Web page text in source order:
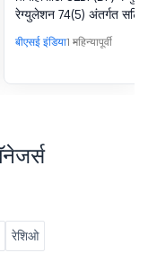
रेग्युलेशन 74(5) अंतर्गत
बीएसई इंडिया1 महिन्यापूर्वी
रेशिओ